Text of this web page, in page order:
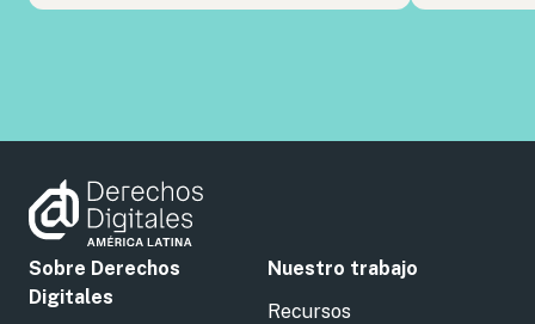
Sobre Derechos
Digitales
Nuestro trabajo
Recursos